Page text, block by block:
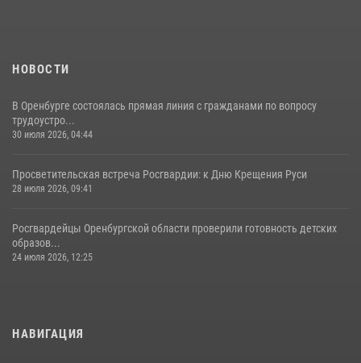
НОВОСТИ
В Оренбурге состоялась прямая линия с гражданами по вопросу
трудоустро...
30 июля 2026, 04:44
Просветительская встреча Росгвардии: к Дню Крещения Руси
28 июля 2026, 09:41
Росгвардейцы Оренбургской области проверили готовность детских
образов...
24 июля 2026, 12:25
НАВИГАЦИЯ